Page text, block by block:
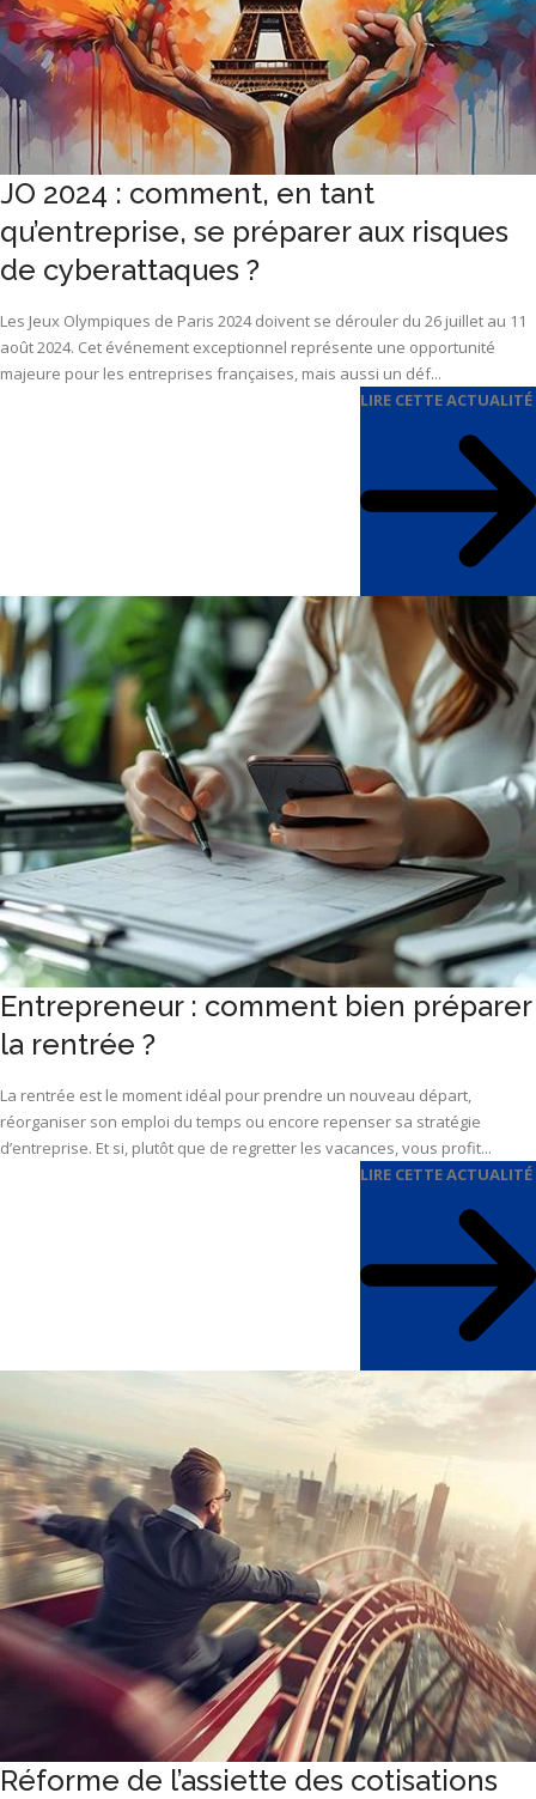
JO 2024 : comment, en tant
qu’entreprise, se préparer aux risques
de cyberattaques ?
Les Jeux Olympiques de Paris 2024 doivent se dérouler du 26 juillet au 11
août 2024. Cet événement exceptionnel représente une opportunité
majeure pour les entreprises françaises, mais aussi un déf...
LIRE CETTE ACTUALITÉ
Entrepreneur : comment bien préparer
la rentrée ?
La rentrée est le moment idéal pour prendre un nouveau départ,
réorganiser son emploi du temps ou encore repenser sa stratégie
d’entreprise. Et si, plutôt que de regretter les vacances, vous profit...
LIRE CETTE ACTUALITÉ
Réforme de l’assiette des cotisations